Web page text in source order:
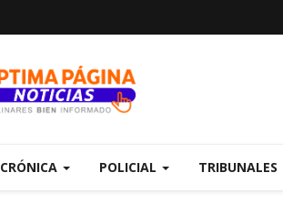
CRÓNICA POLICIAL TRIBUNALES